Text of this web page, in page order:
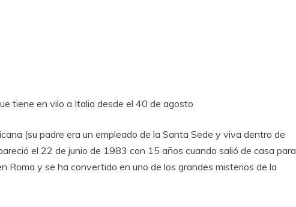
tiene en vilo a Italia desde el 40 de agosto
(su padre era un empleado de la Santa Sede y viva dentro de
el 22 de junio de 1983 con 15 años cuando salió de casa para
Roma y se ha convertido en uno de los grandes misterios de la